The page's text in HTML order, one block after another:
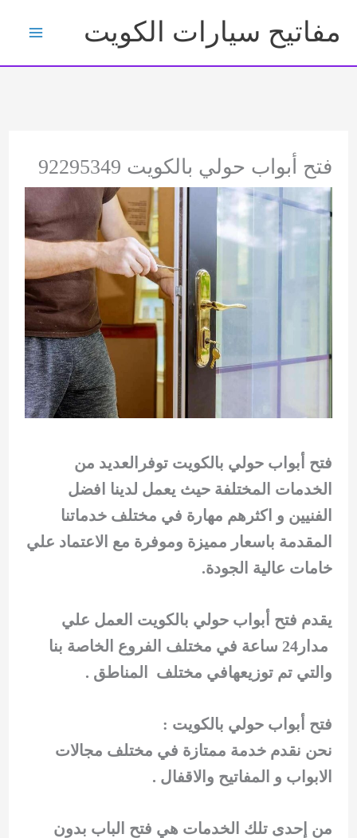
إلى
المحتوى
مفاتيح سيارات الكويت
فتح أبواب حولي بالكويت 92295349
فتح أبواب حولي بالكويت توفرالعديد من
الخدمات المختلفة حيث يعمل لدينا افضل
الفنيين و اكثرهم مهارة في مختلف خدماتنا
المقدمة باسعار مميزة وموفرة مع الاعتماد علي
خامات عالية الجودة.
يقدم فتح أبواب حولي بالكويت العمل علي
مدار24 ساعة في مختلف الفروع الخاصة بنا
والتي تم توزيعهافي مختلف المناطق .
فتح أبواب حولي بالكويت :
نحن نقدم خدمة ممتازة في مختلف مجالات
الابواب و المفاتيح والاقفال .
من إحدى تلك الخدمات هي فتح الباب بدون